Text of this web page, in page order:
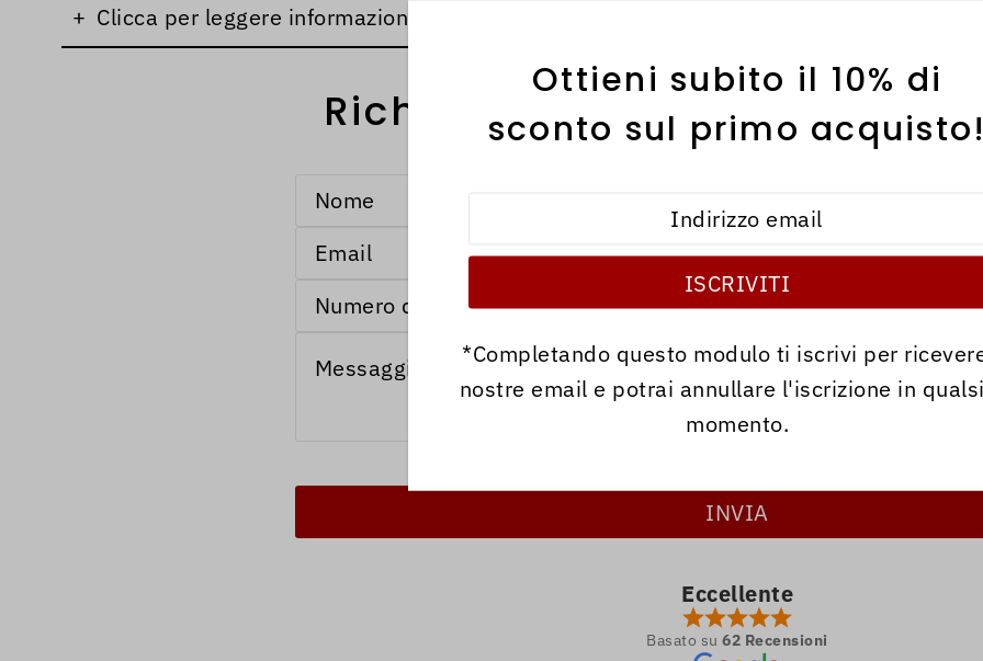
+ Clicca per leggere informazioni su spedizioni, pagamenti e resi
Richiedi informazioni su
Eccellente
Basato su 62 Recensioni
Ottieni subito il 10% di
sconto sul primo acquisto!
*Completando questo modulo ti iscrivi per
nostre email e potrai annullare l'iscrizione in
momento.